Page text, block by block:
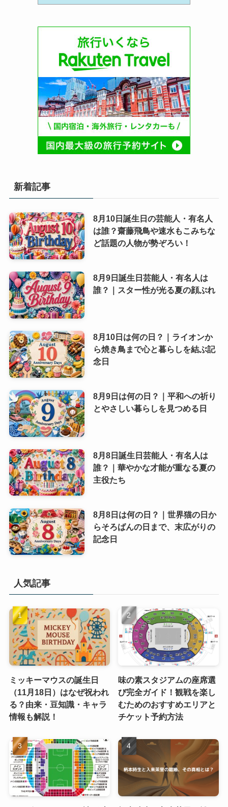
新着記事
8月10日誕生日の芸能人・有名人
は誰？齋藤飛鳥や速水もこみちな
ど話題の人物が勢ぞろい！
8月9日誕生日芸能人・有名人は
誰？｜スター性が光る夏の顔ぶれ
8月10日は何の日？｜ライオンか
ら焼き鳥まで心と暮らしを結ぶ記
念日
8月9日は何の日？｜平和への祈り
とやさしい暮らしを見つめる日
8月8日誕生日芸能人・有名人は
誰？｜華やかな才能が重なる夏の
主役たち
8月8日は何の日？｜世界猫の日か
らそろばんの日まで、末広がりの
記念日
人気記事
ミッキーマウスの誕生日
（11月18日）はなぜ祝われ
る？由来・豆知識・キャラ
情報も解説！
味の素スタジアムの座席選
び完全ガイド！観戦を楽し
むためのおすすめエリアと
チケット予約方法